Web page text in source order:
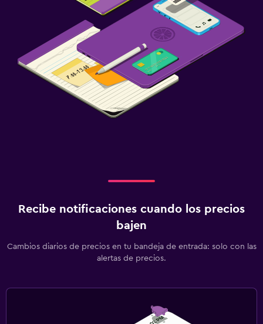
Recibe notificaciones cuando los precios
bajen
Cambios diarios de precios en tu bandeja de entrada: solo con las
alertas de precios.